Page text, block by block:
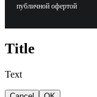
публичной офертой
Title
Text